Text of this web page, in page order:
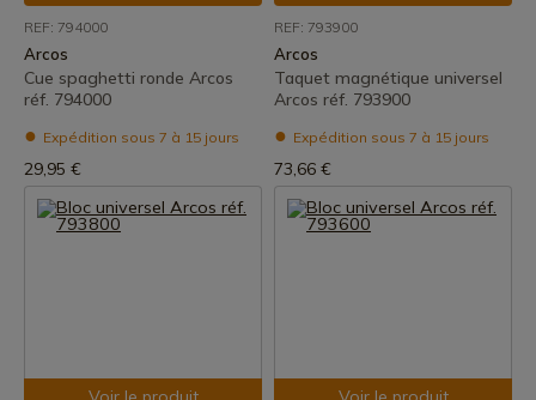
REF: 794000
Arcos
Cue spaghetti ronde Arcos
réf. 794000
Expédition sous 7 à 15 jours
29,95 €
REF: 793900
Arcos
Taquet magnétique universel
Arcos réf. 793900
Expédition sous 7 à 15 jours
73,66 €